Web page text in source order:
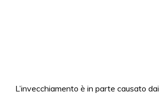
L’invecchiamento è in parte causato dai